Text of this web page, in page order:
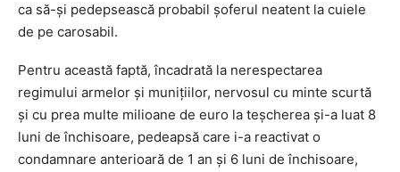
ca să-și pedepsească probabil șoferul neatent la cuiele
de pe carosabil.
Pentru această faptă, încadrată la nerespectarea
regimului armelor și munițiilor, nervosul cu minte scurtă
și cu prea multe milioane de euro la teșcherea și-a luat 8
luni de închisoare, pedeapsă care i-a reactivat o
condamnare anterioară de 1 an și 6 luni de închisoare,